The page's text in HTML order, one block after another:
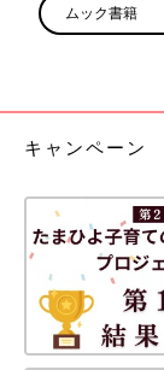
ムック書籍
キャンペーン